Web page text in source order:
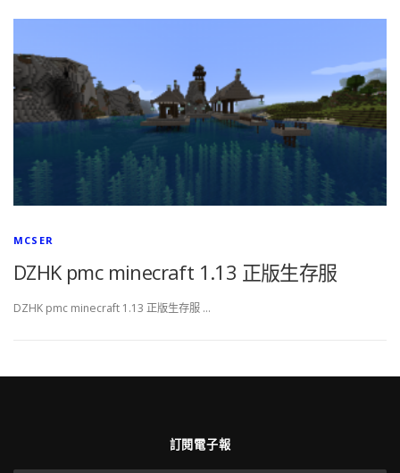
MCSER
DZHK pmc minecraft 1.13 正版生存服
DZHK pmc minecraft 1.13 正版生存服 …
訂閱電子報